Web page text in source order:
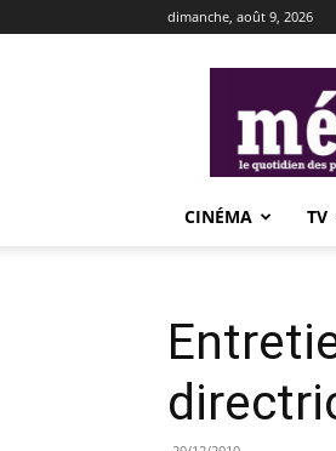
dimanche, août 9, 2026
CINÉMA TV